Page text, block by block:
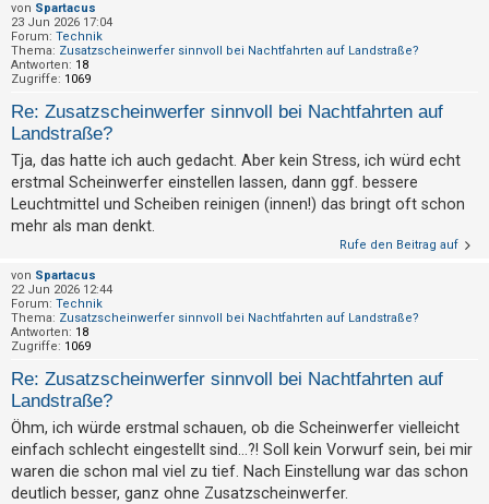
R
e
g
i
s
t
r
i
e
e
n
U
n
b
e
a
von Spartacus
23 Jun 2026 17:04
Forum: Technik
Thema: Zusatzscheinwerfer sinnvoll bei Nachtfahrten auf Landstraße?
Antworten: 18
Zugriffe: 1069
Re: Zusatzscheinwerfer sinnvoll bei Nachtfahrten auf
Landstraße?
Tja, das hatte ich auch gedacht. Aber kein Stress, ich würd echt
erstmal Scheinwerfer einstellen lassen, dann ggf. bessere
Leuchtmittel und Scheiben reinigen (innen!) das bringt oft schon
mehr als man denkt.
Rufe den Beitrag auf
von Spartacus
22 Jun 2026 12:44
Forum: Technik
Thema: Zusatzscheinwerfer sinnvoll bei Nachtfahrten auf Landstraße?
Antworten: 18
Zugriffe: 1069
Re: Zusatzscheinwerfer sinnvoll bei Nachtfahrten auf
Landstraße?
Öhm, ich würde erstmal schauen, ob die Scheinwerfer vielleicht
einfach schlecht eingestellt sind...?! Soll kein Vorwurf sein, bei mir
waren die schon mal viel zu tief. Nach Einstellung war das schon
deutlich besser, ganz ohne Zusatzscheinwerfer.